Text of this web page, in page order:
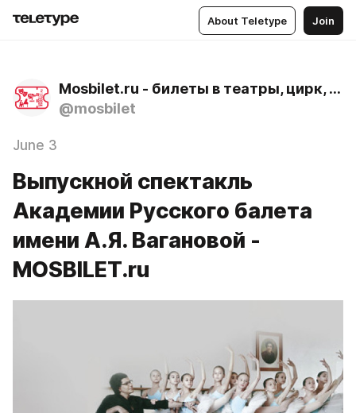
About Teletype Join
Mosbilet.ru - билеты в театры, цирк, музеи и концертные залы Москвы
@mosbilet
June 3
Выпускной спектакль
Академии Русского балета
имени А.Я. Вагановой -
MOSBILET.ru